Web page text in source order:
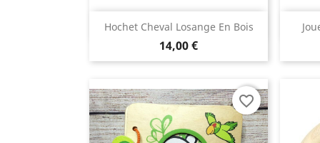
Hochet Cheval Losange En Bois
14,00 €
Aperçu rapide
favorite_border